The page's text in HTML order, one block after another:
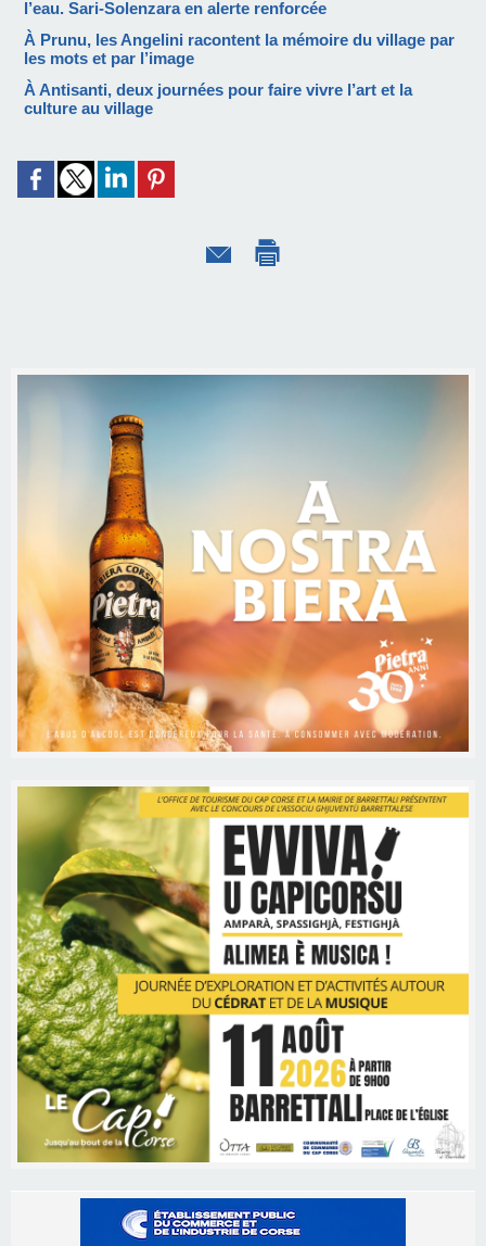
l’eau. Sari-Solenzara en alerte renforcée
À Prunu, les Angelini racontent la mémoire du village par
les mots et par l’image
À Antisanti, deux journées pour faire vivre l’art et la
culture au village